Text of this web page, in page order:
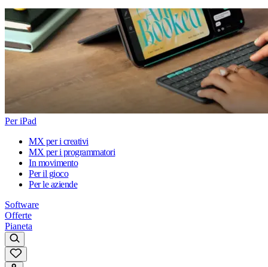
Per iPad
MX per i creativi
MX per i programmatori
In movimento
Per il gioco
Per le aziende
Software
Offerte
Pianeta